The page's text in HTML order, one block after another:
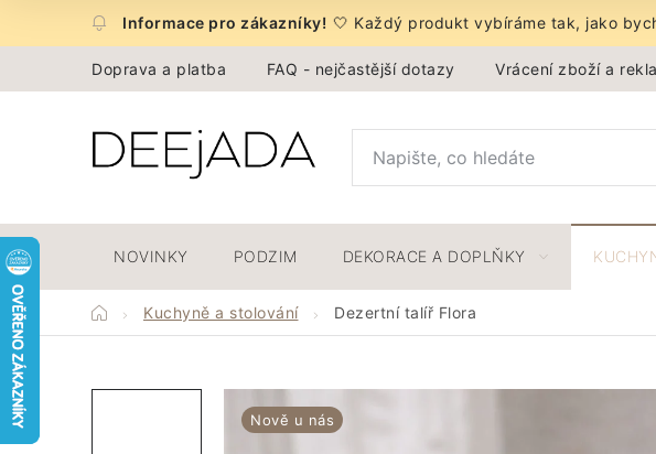
🤍 Každý produkt vybíráme tak, jako
Doprava a platba FAQ - nejčastější dotazy Vrácení zboží a
NOVINKY PODZIM DEKORACE A DOPLŇKY
DomůKuchyně a stolování Dezertní talíř Flora
Nově u nás